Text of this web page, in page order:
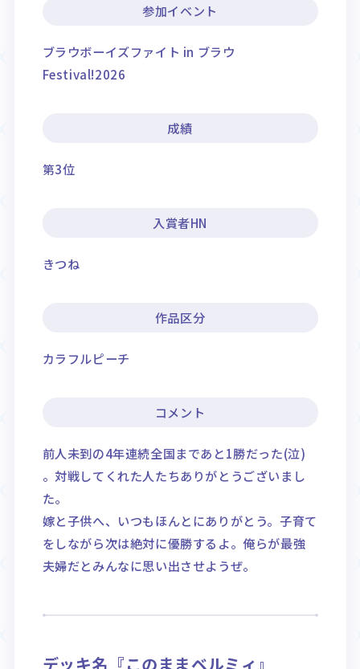
参加イベント
ブラウボーイズファイト in ブラウ
Festival!2026
成績
第3位
入賞者HN
きつね
作品区分
カラフルピーチ
コメント
前人未到の4年連続全国まであと1勝だった(泣)
。対戦してくれた人たちありがとうございまし
た。
嫁と子供へ、いつもほんとにありがとう。子育て
をしながら次は絶対に優勝するよ。俺らが最強
夫婦だとみんなに思い出させようぜ。
デッキ名『このままベルミィ』